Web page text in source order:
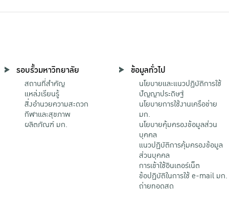
รอบรั้วมหาวิทยาลัย
สถานที่สำคัญ
แหล่งเรียนรู้
สิ่งอำนวยความสะดวก
กีฬาและสุขภาพ
ผลิตภัณฑ์ มก.
ข้อมูลทั่วไป
นโยบายและแนวปฏิบัติการใช้
ปัญญาประดิษฐ์
นโยบายการใช้งานเครือข่าย
มก.
นโยบายคุ้มครองข้อมูลส่วน
บุคคล
แนวปฏิบัติการคุ้มครองข้อมูล
ส่วนบุคคล
การเข้าใช้อินเตอร์เน็ต
ข้อปฏิบัติในการใช้ e-mail มก.
ถ่ายทอดสด